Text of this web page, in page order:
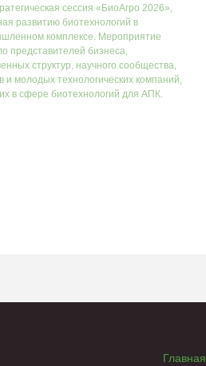
сессия «БиоАгро 2026»,
развитию биотехнологий в
комплексе. Мероприятие
представителей бизнеса,
структур, научного сообщества,
и молодых технологических компаний,
в сфере биотехнологий для АПК.
Главная